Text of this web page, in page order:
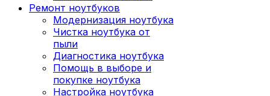
Ремонт ноутбуков
Модернизация ноутбука
Чистка ноутбука от
пыли
Диагностика ноутбука
Помощь в выборе и
покупке ноутбука
Настройка ноутбука